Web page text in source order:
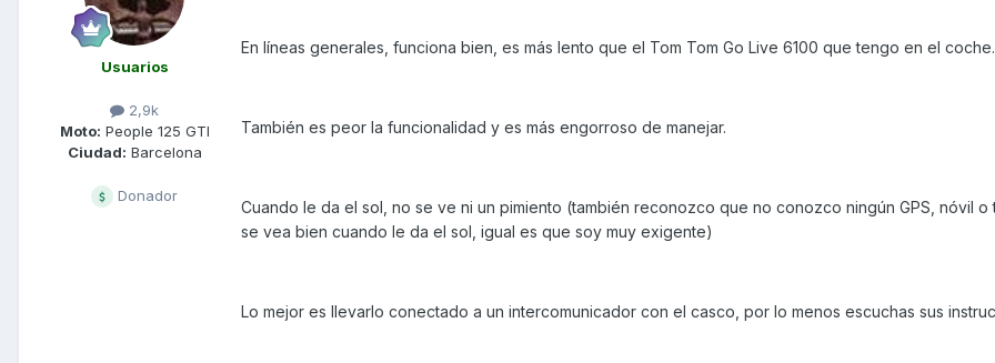
Usuarios
2,9k
Moto: People 125 GTI
Ciudad: Barcelona
Donador
En líneas generales, funciona bien, es más lento que el Tom Tom Go Live 6100 que tengo en el coche.
También es peor la funcionalidad y es más engorroso de manejar.
Cuando le da el sol, no se ve ni un pimiento (también reconozco que no conozco ningún GPS, nóvil o
se vea bien cuando le da el sol, igual es que soy muy exigente)
Lo mejor es llevarlo conectado a un intercomunicador con el casco, por lo menos escuchas sus